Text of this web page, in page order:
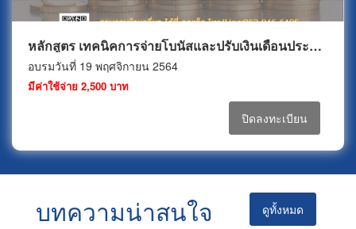
หลักสูตร เทคนิคการจ่ายโบนัสและปรับเงินเดือนประจำปี
อบรมวันที่ 19 พฤศจิกายน 2564
มีค่าใช้จ่าย 2,500 บาท
ปิดลงทะเบียน
บทความน่าสนใจ ดูทั้งหมด